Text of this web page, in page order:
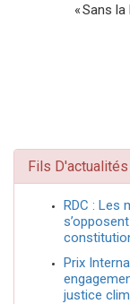
«Sans la
Fils D'actualités
RDC : Les
Prix
justice